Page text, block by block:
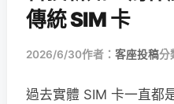
傳統 SIM 卡
2026/6/30作者： 客座投稿分
過去實體 SIM 卡一直都